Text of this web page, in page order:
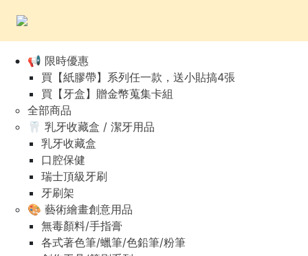
📢 限時優惠
買【紙膠帶】系列任一款，送小貼搞4張
買【牙盒】贈金幣蒐集卡組
全部商品
🦷 乳牙收藏盒 / 潔牙用品
乳牙收藏盒
口腔保健
瑞士頂級牙刷
牙刷架
🎨 藝術繪畫創意用品
無毒顏料/手指膏
各式著色筆/蠟筆/色鉛筆/粉筆